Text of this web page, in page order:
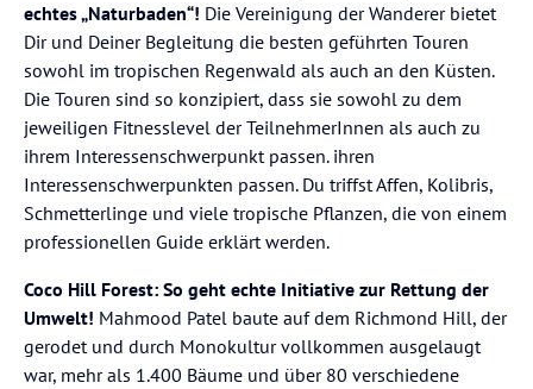
echtes „Naturbaden“! Die Vereinigung der Wanderer bietet
Dir und Deiner Begleitung die besten geführten Touren
sowohl im tropischen Regenwald als auch an den Küsten.
Die Touren sind so konzipiert, dass sie sowohl zu dem
jeweiligen Fitnesslevel der TeilnehmerInnen als auch zu
ihrem Interessenschwerpunkt passen. ihren
Interessenschwerpunkten passen. Du triffst Affen, Kolibris,
Schmetterlinge und viele tropische Pflanzen, die von einem
professionellen Guide erklärt werden.
Coco Hill Forest: So geht echte Initiative zur Rettung der
Umwelt! Mahmood Patel baute auf dem Richmond Hill, der
gerodet und durch Monokultur vollkommen ausgelaugt
war, mehr als 1.400 Bäume und über 80 verschiedene